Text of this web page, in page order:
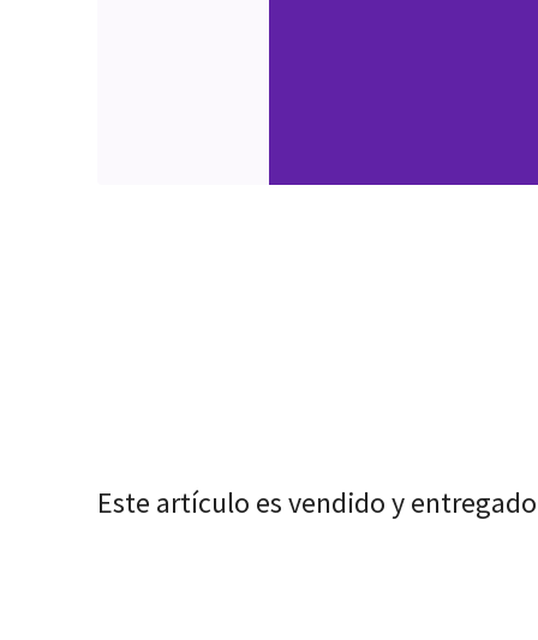
Este artículo es vendido y